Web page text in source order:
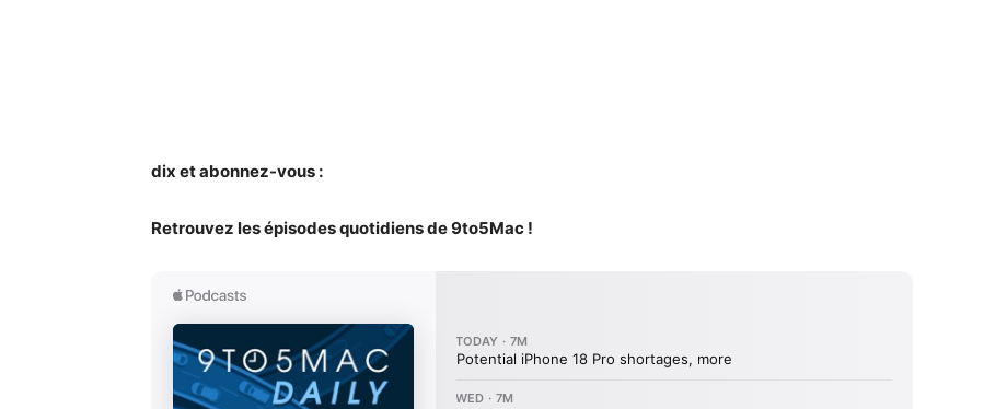
dix et abonnez-vous :
Retrouvez les épisodes quotidiens de 9to5Mac !